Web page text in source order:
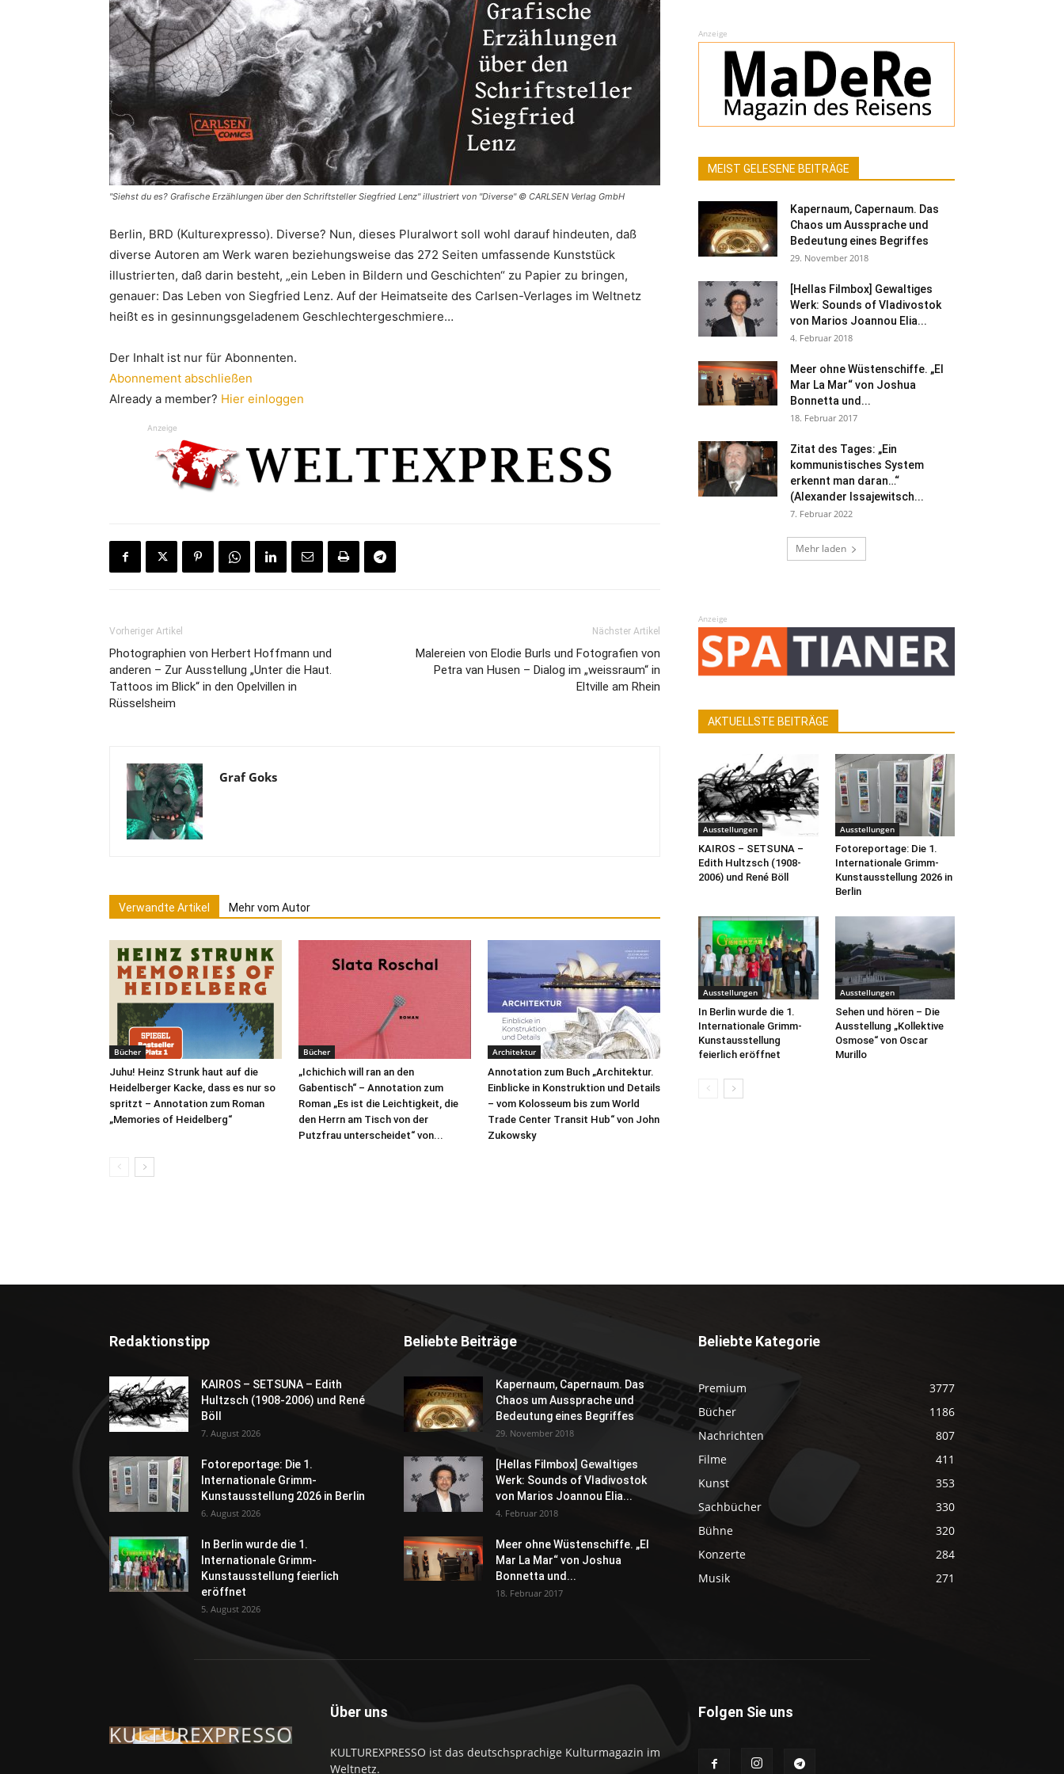
"Siehst du es? Grafische Erzählungen über den Schriftsteller Siegfried Lenz" illustriert von "Diverse" © CARLSEN Verlag GmbH
Berlin, BRD (Kulturexpresso). Diverse? Nun, dieses Pluralwort soll wohl darauf hindeuten, daß
diverse Autoren am Werk waren beziehungsweise das 272 Seiten umfassende Kunststück
illustrierten, daß darin besteht, „ein Leben in Bildern und Geschichten“ zu Papier zu bringen,
genauer: Das Leben von Siegfried Lenz. Auf der Heimatseite des Carlsen-Verlages im Weltnetz
heißt es in gesinnungsgeladenem Geschlechtergeschmiere…
Der Inhalt ist nur für Abonnenten.
Abonnement abschließen
Already a member? Hier einloggen
Anzeige
Vorheriger Artikel
Photographien von Herbert Hoffmann und
anderen – Zur Ausstellung „Unter die Haut.
Tattoos im Blick“ in den Opelvillen in
Rüsselsheim
Nächster Artikel
Malereien von Elodie Burls und Fotografien von
Petra van Husen – Dialog im „weissraum“ in
Eltville am Rhein
Graf Goks
Verwandte Artikel Mehr vom Autor
Bücher
Juhu! Heinz Strunk haut auf die
Heidelberger Kacke, dass es nur so
spritzt – Annotation zum Roman
„Memories of Heidelberg“
Bücher
„Ichichich will ran an den
Gabentisch“ – Annotation zum
Roman „Es ist die Leichtigkeit, die
den Herrn am Tisch von der
Putzfrau unterscheidet“ von...
Architektur
Annotation zum Buch „Architektur.
Einblicke in Konstruktion und Details
– vom Kolosseum bis zum World
Trade Center Transit Hub“ von John
Zukowsky
Anzeige
MEIST GELESENE BEITRÄGE
Kapernaum, Capernaum. Das
Chaos um Aussprache und
Bedeutung eines Begriffes
29. November 2018
[Hellas Filmbox] Gewaltiges
Werk: Sounds of Vladivostok
von Marios Joannou Elia...
4. Februar 2018
Meer ohne Wüstenschiffe. „El
Mar La Mar“ von Joshua
Bonnetta und...
18. Februar 2017
Zitat des Tages: „Ein
kommunistisches System
erkennt man daran…“
(Alexander Issajewitsch...
7. Februar 2022
Mehr laden
Anzeige
AKTUELLSTE BEITRÄGE
Ausstellungen
KAIROS – SETSUNA –
Edith Hultzsch (1908-
2006) und René Böll
Ausstellungen
Fotoreportage: Die 1.
Internationale Grimm-
Kunstausstellung 2026 in
Berlin
Ausstellungen
In Berlin wurde die 1.
Internationale Grimm-
Kunstausstellung
feierlich eröffnet
Ausstellungen
Sehen und hören – Die
Ausstellung „Kollektive
Osmose“ von Oscar
Murillo
Redaktionstipp
KAIROS – SETSUNA – Edith
Hultzsch (1908-2006) und René
Böll
7. August 2026
Fotoreportage: Die 1.
Internationale Grimm-
Kunstausstellung 2026 in Berlin
6. August 2026
In Berlin wurde die 1.
Internationale Grimm-
Kunstausstellung feierlich
eröffnet
5. August 2026
Beliebte Beiträge
Kapernaum, Capernaum. Das
Chaos um Aussprache und
Bedeutung eines Begriffes
29. November 2018
[Hellas Filmbox] Gewaltiges
Werk: Sounds of Vladivostok
von Marios Joannou Elia...
4. Februar 2018
Meer ohne Wüstenschiffe. „El
Mar La Mar“ von Joshua
Bonnetta und...
18. Februar 2017
Beliebte Kategorie
Premium
3777
Bücher
1186
Nachrichten
807
Filme
411
Kunst
353
Sachbücher
330
Bühne
320
Konzerte
284
Musik
271
Über uns
KULTUREXPRESSO ist das deutschsprachige Kulturmagazin im
Weltnetz.
Folgen Sie uns